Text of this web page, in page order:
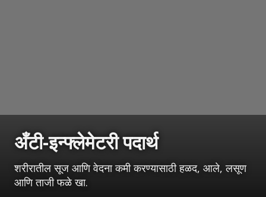
अँटी-इन्फ्लेमेटरी पदार्थ
शरीरातील सूज आणि वेदना कमी करण्यासाठी हळद, आले, लसूण
आणि ताजी फळे खा.